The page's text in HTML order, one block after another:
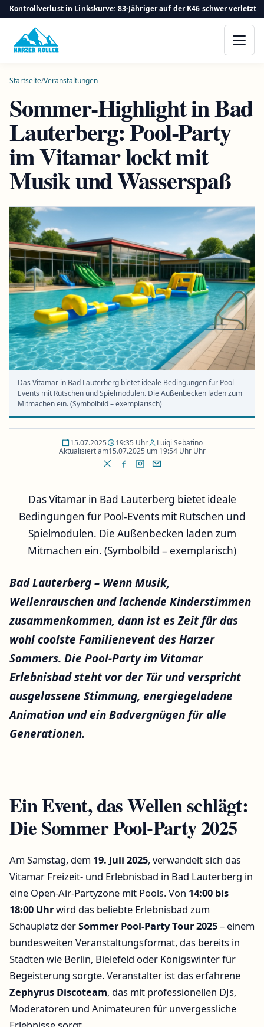
Kontrollverlust in Linkskurve: 83-Jähriger auf der K46 schwer verletzt
Startseite/Veranstaltungen
Sommer-Highlight in Bad
Lauterberg: Pool-Party
im Vitamar lockt mit
Musik und Wasserspaß
Das Vitamar in Bad Lauterberg bietet ideale Bedingungen für Pool-
Events mit Rutschen und Spielmodulen. Die Außenbecken laden zum
Mitmachen ein. (Symbolbild – exemplarisch)
15.07.2025 19:35 Uhr
Luigi Sebatino
Aktualisiert am15.07.2025 um 19:54 Uhr Uhr
Das Vitamar in Bad Lauterberg bietet ideale
Bedingungen für Pool-Events mit Rutschen und
Spielmodulen. Die Außenbecken laden zum
Mitmachen ein. (Symbolbild – exemplarisch)
Bad Lauterberg – Wenn Musik,
Wellenrauschen und lachende Kinderstimmen
zusammenkommen, dann ist es Zeit für das
wohl coolste Familienevent des Harzer
Sommers. Die Pool-Party im Vitamar
Erlebnisbad steht vor der Tür und verspricht
ausgelassene Stimmung, energiegeladene
Animation und ein Badvergnügen für alle
Generationen.
Ein Event, das Wellen schlägt:
Die Sommer Pool-Party 2025
Am Samstag, dem 19. Juli 2025, verwandelt sich das
Vitamar Freizeit- und Erlebnisbad in Bad Lauterberg in
eine Open-Air-Partyzone mit Pools. Von 14:00 bis
18:00 Uhrwird das beliebte Erlebnisbad zum
Schauplatz derSommer Pool-Party Tour 2025– einem
bundesweiten Veranstaltungsformat, das bereits in
Städten wie Berlin, Bielefeld oder Königswinter für
Begeisterung sorgte. Veranstalter ist das erfahrene
Zephyrus Discoteam, das mit professionellen DJs,
Moderatoren und Animateuren für unvergessliche